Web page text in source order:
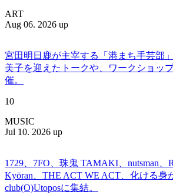
ART
Aug 06. 2026 up
宮田明日鹿が主宰する「港まち手芸部
美子を迎えたトークや、ワークショッ
催。
10
MUSIC
Jul 10. 2026 up
1729、7FO、珠鬼 TAMAKI、nutsman、
Kyōran、THE ACT WE ACT、化ける身
club(O)Utoposに集結。